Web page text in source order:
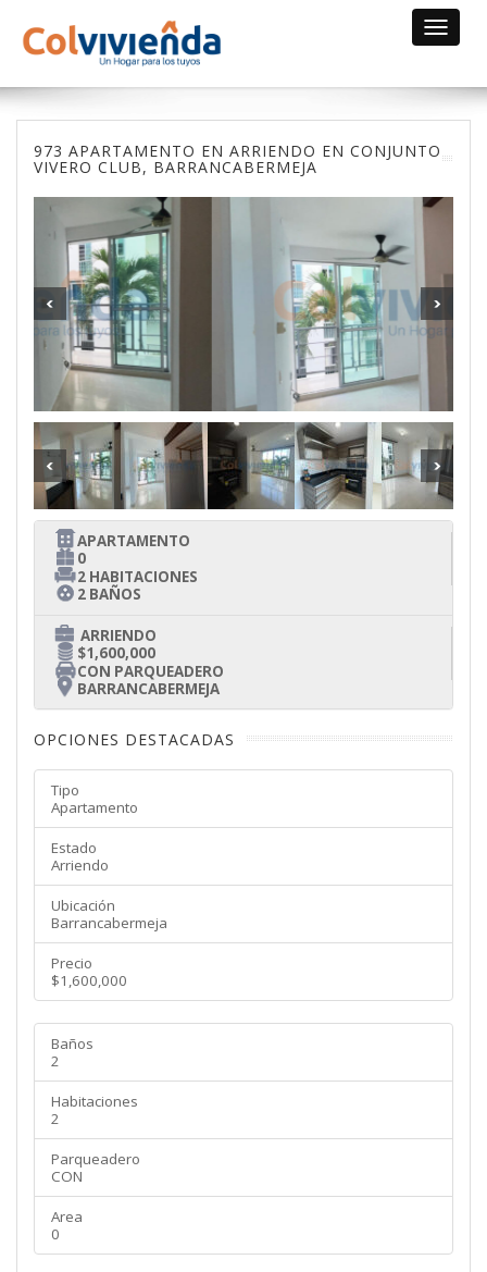
Toggle
973 APARTAMENTO EN ARRIENDO EN CONJUNTO
VIVERO CLUB, BARRANCABERMEJA
APARTAMENTO
0
2 HABITACIONES
2 BAÑOS
ARRIENDO
$1,600,000
CON PARQUEADERO
BARRANCABERMEJA
OPCIONES DESTACADAS
Tipo
Apartamento
Estado
Arriendo
Ubicación
Barrancabermeja
Precio
$1,600,000
Baños
2
Habitaciones
2
Parqueadero
CON
Area
0